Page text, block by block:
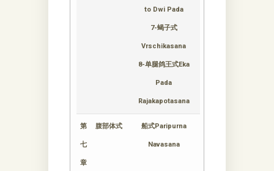
to Dwi Pada
7-蝎子式
Vrschikasana
8-单腿鸽王式Eka
Pada
Rajakapotasana
第
七
章
腹部体式 船式Paripurna
Navasana